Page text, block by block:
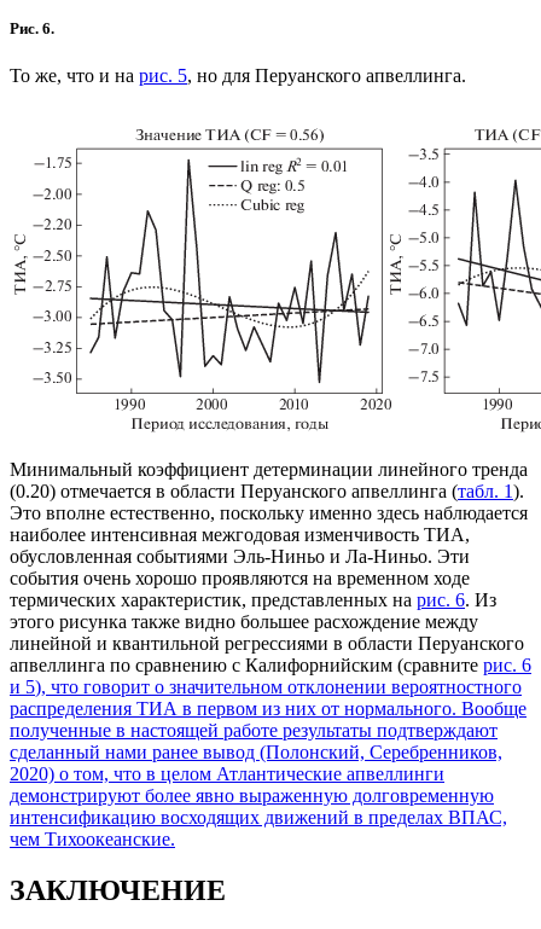
Рис. 6.
То же, что и на рис. 5, но для Перуанского апвеллинга.
Минимальный коэффициент детерминации линейного тренда
(0.20) отмечается в области Перуанского апвеллинга (табл. 1).
Это вполне естественно, поскольку именно здесь наблюдается
наиболее интенсивная межгодовая изменчивость ТИА,
обусловленная событиями Эль-Ниньо и Ла-Ниньо. Эти
события очень хорошо проявляются на временном ходе
термических характеристик, представленных на рис. 6. Из
этого рисунка также видно большее расхождение между
линейной и квантильной регрессиями в области Перуанского
апвеллинга по сравнению с Калифорнийским (сравните рис. 6
и 5), что говорит о значительном отклонении вероятностного
распределения ТИА в первом из них от нормального. Вообще
полученные в настоящей работе результаты подтверждают
сделанный нами ранее вывод (Полонский, Серебренников,
2020) о том, что в целом Атлантические апвеллинги
демонстрируют более явно выраженную долговременную
интенсификацию восходящих движений в пределах ВПАС,
чем Тихоокеанские.
ЗАКЛЮЧЕНИЕ